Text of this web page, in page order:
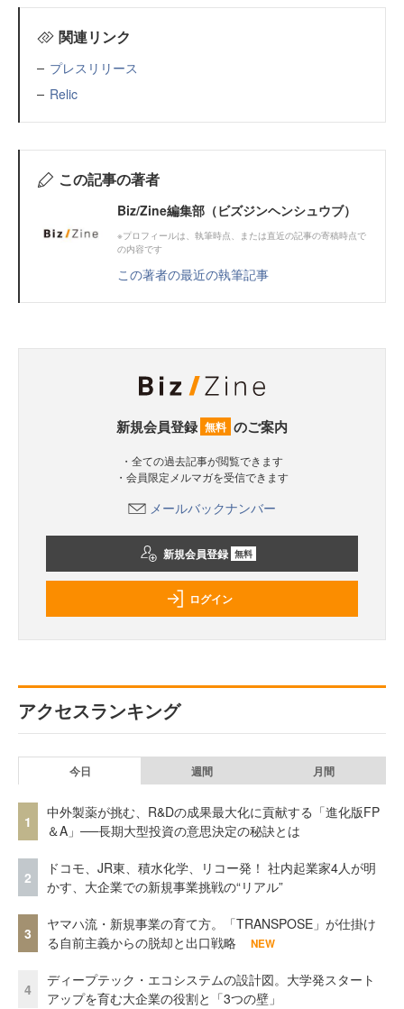
関連リンク
プレスリリース
Relic
この記事の著者
Biz/Zine編集部（ビズジンヘンシュウブ）
※プロフィールは、執筆時点、または直近の記事の寄稿時点で
の内容です
この著者の最近の執筆記事
新規会員登録 無料 のご案内
・全ての過去記事が閲覧できます
・会員限定メルマガを受信できます
メールバックナンバー
新規会員登録 無料
ログイン
アクセスランキング
今日 週間 月間
1
中外製薬が挑む、R&Dの成果最大化に貢献する「進化版FP
＆A」──長期大型投資の意思決定の秘訣とは
2
ドコモ、JR東、積水化学、リコー発！ 社内起業家4人が明
かす、大企業での新規事業挑戦の“リアル”
3
ヤマハ流・新規事業の育て方。「TRANSPOSE」が仕掛け
る自前主義からの脱却と出口戦略
NEW
4
ディープテック・エコシステムの設計図。大学発スタート
アップを育む大企業の役割と「3つの壁」